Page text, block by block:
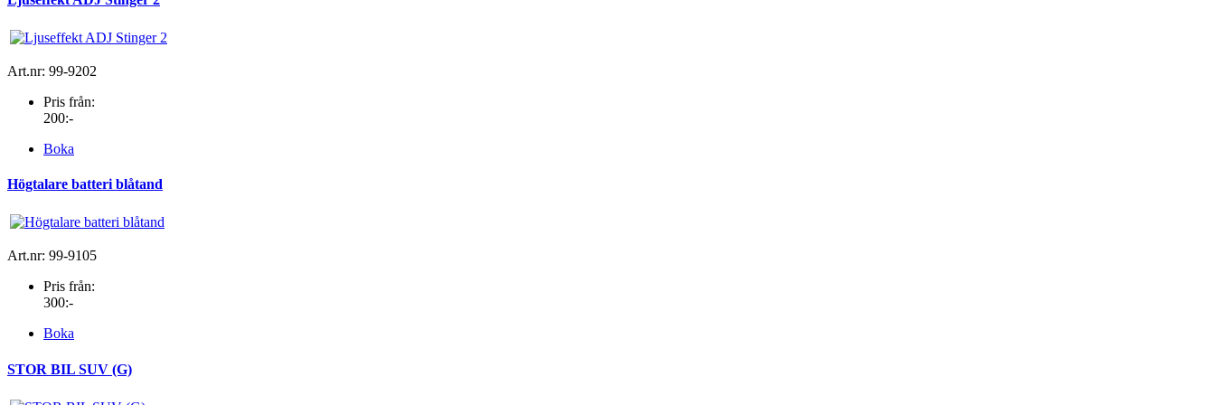
Art.nr: 99-9202
Pris från:
200:-
Boka
Högtalare batteri blåtand
Art.nr: 99-9105
Pris från:
300:-
Boka
STOR BIL SUV (G)